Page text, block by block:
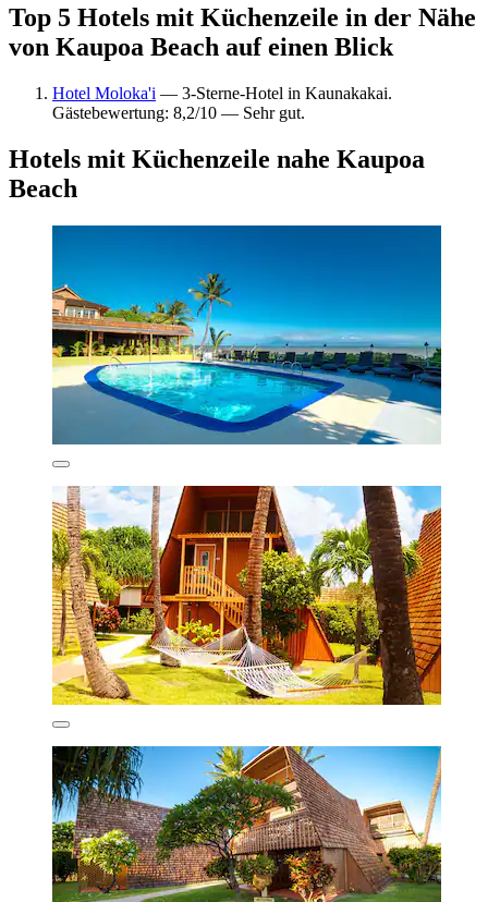
Top 5 Hotels mit Küchenzeile in der Nähe
von Kaupoa Beach auf einen Blick
Hotel Moloka'i — 3-Sterne-Hotel in Kaunakakai.
Gästebewertung: 8,2/10 — Sehr gut.
Hotels mit Küchenzeile nahe Kaupoa
Beach